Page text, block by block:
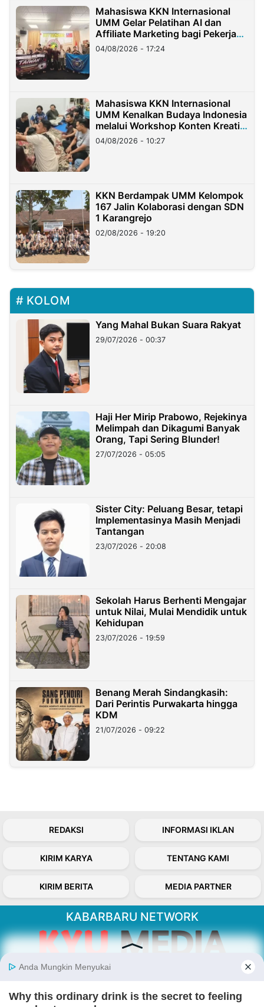
Mahasiswa KKN Internasional
UMM Gelar Pelatihan AI dan
Affiliate Marketing bagi Pekerja
Migran Indonesia di Taiwan
04/08/2026 - 17:24
Mahasiswa KKN Internasional
UMM Kenalkan Budaya Indonesia
melalui Workshop Konten Kreatif
di Taiwan
04/08/2026 - 10:27
KKN Berdampak UMM Kelompok
167 Jalin Kolaborasi dengan SDN
1 Karangrejo
02/08/2026 - 19:20
KOLOM
Yang Mahal Bukan Suara Rakyat
29/07/2026 - 00:37
Haji Her Mirip Prabowo, Rejekinya
Melimpah dan Dikagumi Banyak
Orang, Tapi Sering Blunder!
27/07/2026 - 05:05
Sister City: Peluang Besar, tetapi
Implementasinya Masih Menjadi
Tantangan
23/07/2026 - 20:08
Sekolah Harus Berhenti Mengajar
untuk Nilai, Mulai Mendidik untuk
Kehidupan
23/07/2026 - 19:59
Benang Merah Sindangkasih:
Dari Perintis Purwakarta hingga
KDM
21/07/2026 - 09:22
REDAKSI INFORMASI IKLAN
KIRIM KARYA TENTANG KAMI
KIRIM BERITA MEDIA PARTNER
KABARBARU NETWORK